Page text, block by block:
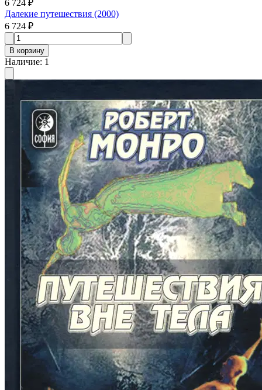
6 724 ₽
Далекие путешествия (2000)
6 724 ₽
В корзину
Наличие: 1